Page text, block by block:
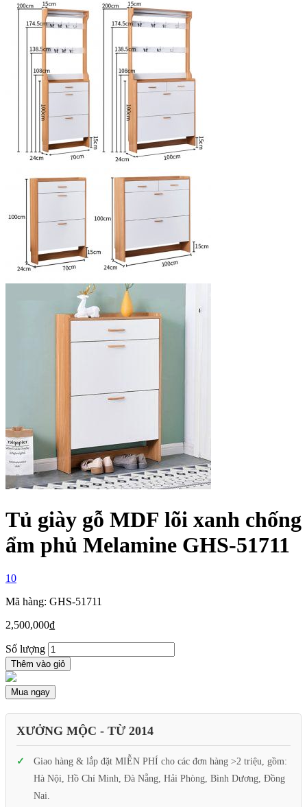
Tủ giày gỗ MDF lõi xanh chống
ẩm phủ Melamine GHS-51711
10
Mã hàng: GHS-51711
2,500,000₫
Số lượng
Thêm vào giỏ
Mua ngay
XƯỞNG MỘC - TỪ 2014
Giao hàng & lắp đặt MIỄN PHÍ cho các đơn hàng >2 triệu, gồm:
Hà Nội, Hồ Chí Minh, Đà Nẵng, Hải Phòng, Bình Dương, Đồng
Nai.